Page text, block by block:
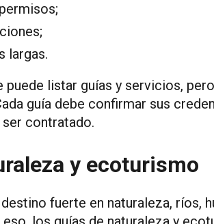
largas.
puede listar guías y servicios,
guía debe confirmar sus
contratado.
y ecoturismo
fuerte en naturaleza, ríos,